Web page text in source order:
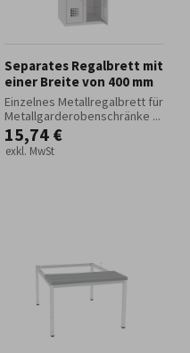
Separates Regalbrett mit
einer Breite von 400 mm
Einzelnes Metallregalbrett für
Metallgarderobenschränke ...
15,74 €
exkl. MwSt